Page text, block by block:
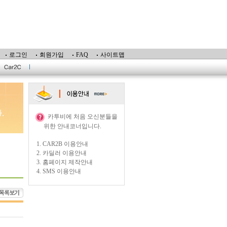
로그인 회원가입 FAQ 사이트맵
카투비에 처음 오신분들을
위한 안내코너입니다.
1. CAR2B 이용안내
2. 카딜러 이용안내
3. 홈페이지 제작안내
4. SMS 이용안내